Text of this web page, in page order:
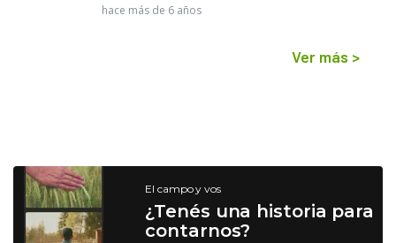
hace más de 6 años
Ver más >
El campo y vos
¿Tenés una historia para
contarnos?